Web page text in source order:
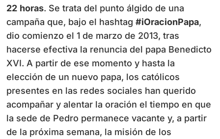
22 horas. Se trata del punto álgido de una
campaña que, bajo el hashtag#iOracionPapa,
dio comienzo el 1 de marzo de 2013, tras
hacerse efectiva la renuncia del papa Benedicto
XVI. A partir de ese momento y hasta la
elección de un nuevo papa, los católicos
presentes en las redes sociales han querido
acompañar y alentar la oración el tiempo en que
la sede de Pedro permanece vacante y, a partir
de la próxima semana, la misión de los